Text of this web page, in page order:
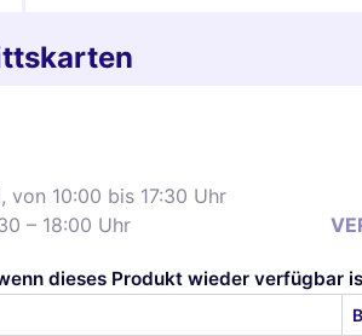
10:00 bis 17:30 Uhr
– 18:00 Uhr
dieses Produkt wieder verfügbar